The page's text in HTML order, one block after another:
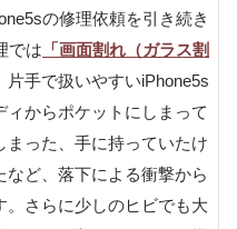
の修理依頼を引き続き
では 「画面割れ（ガラス割
手で扱いやすいiPhone5s
からポケットにしまって
まった、手に持っていたけ
ど、落下による衝撃から
さらに少しのヒビでも大